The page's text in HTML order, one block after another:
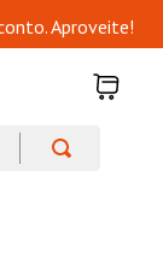
Aproveite!